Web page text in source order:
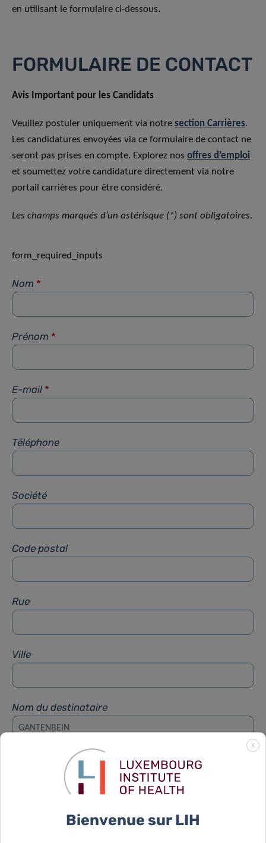
en utilisant le formulaire ci-dessous.
FORMULAIRE DE CONTACT
Avis Important pour les Candidats
Veuillez postuler uniquement via notre section Carrières.
Les candidatures envoyées via ce formulaire de contact ne
seront pas prises en compte. Explorez nos offres d’emploi
et soumettez votre candidature directement via notre
portail carrières pour être considéré.
Les champs marqués d’un astérisque (*) sont obligatoires.
form_required_inputs
Nom *
Prénom *
E-mail *
Téléphone
Société
Code postal
Rue
Ville
Nom du destinataire
Prénom du destinataire
X
Bienvenue sur LIH